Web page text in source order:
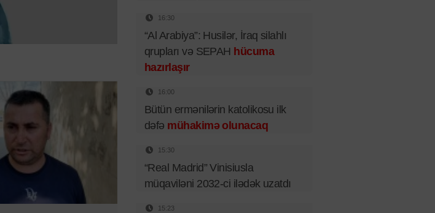
16:30
“Al Arabiya”: Husilər, İraq silahlı
qrupları və SEPAH hücuma
hazırlaşır
16:00
Bütün ermənilərin katolikosu ilk
dəfə mühakimə olunacaq
15:30
“Real Madrid” Vinisiusla
müqaviləni 2032-ci ilədək uzatdı
15:23